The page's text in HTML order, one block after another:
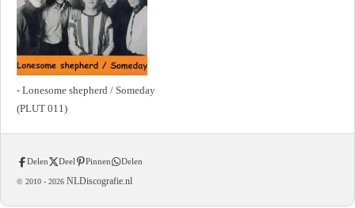
- Lonesome shepherd / Someday
(PLUT 011)
Delen Deel Pinnen Delen
© 2010 - 2026 NLDiscografie.nl